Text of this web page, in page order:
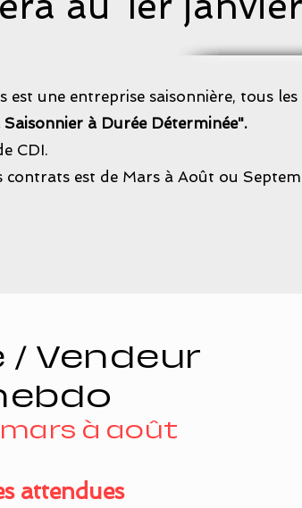
est une entreprise saisonnière, tous
à Durée Déterminée".
CDI.
contrats est de Mars à Août ou
/ Vendeur
à août
attendues